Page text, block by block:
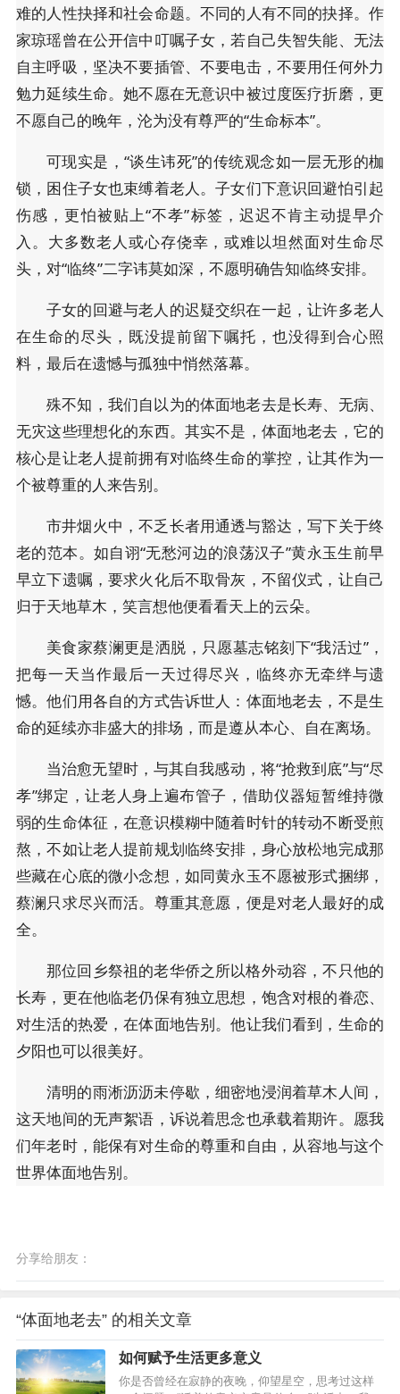
难的人性抉择和社会命题。不同的人有不同的抉择。作
家琼瑶曾在公开信中叮嘱子女，若自己失智失能、无法
自主呼吸，坚决不要插管、不要电击，不要用任何外力
勉力延续生命。她不愿在无意识中被过度医疗折磨，更
不愿自己的晚年，沦为没有尊严的“生命标本”。
可现实是，“谈生讳死”的传统观念如一层无形的枷
锁，困住子女也束缚着老人。子女们下意识回避怕引起
伤感，更怕被贴上“不孝”标签，迟迟不肯主动提早介
入。大多数老人或心存侥幸，或难以坦然面对生命尽
头，对“临终”二字讳莫如深，不愿明确告知临终安排。
子女的回避与老人的迟疑交织在一起，让许多老人
在生命的尽头，既没提前留下嘱托，也没得到合心照
料，最后在遗憾与孤独中悄然落幕。
殊不知，我们自以为的体面地老去是长寿、无病、
无灾这些理想化的东西。其实不是，体面地老去，它的
核心是让老人提前拥有对临终生命的掌控，让其作为一
个被尊重的人来告别。
市井烟火中，不乏长者用通透与豁达，写下关于终
老的范本。如自诩“无愁河边的浪荡汉子”黄永玉生前早
早立下遗嘱，要求火化后不取骨灰，不留仪式，让自己
归于天地草木，笑言想他便看看天上的云朵。
美食家蔡澜更是洒脱，只愿墓志铭刻下“我活过”，
把每一天当作最后一天过得尽兴，临终亦无牵绊与遗
憾。他们用各自的方式告诉世人：体面地老去，不是生
命的延续亦非盛大的排场，而是遵从本心、自在离场。
当治愈无望时，与其自我感动，将“抢救到底”与“尽
孝”绑定，让老人身上遍布管子，借助仪器短暂维持微
弱的生命体征，在意识模糊中随着时针的转动不断受煎
熬，不如让老人提前规划临终安排，身心放松地完成那
些藏在心底的微小念想，如同黄永玉不愿被形式捆绑，
蔡澜只求尽兴而活。尊重其意愿，便是对老人最好的成
全。
那位回乡祭祖的老华侨之所以格外动容，不只他的
长寿，更在他临老仍保有独立思想，饱含对根的眷恋、
对生活的热爱，在体面地告别。他让我们看到，生命的
夕阳也可以很美好。
清明的雨淅沥沥未停歇，细密地浸润着草木人间，
这天地间的无声絮语，诉说着思念也承载着期许。愿我
们年老时，能保有对生命的尊重和自由，从容地与这个
世界体面地告别。
分享给朋友：
“体面地老去” 的相关文章
如何赋予生活更多意义
你是否曾经在寂静的夜晚，仰望星空，思考过这样